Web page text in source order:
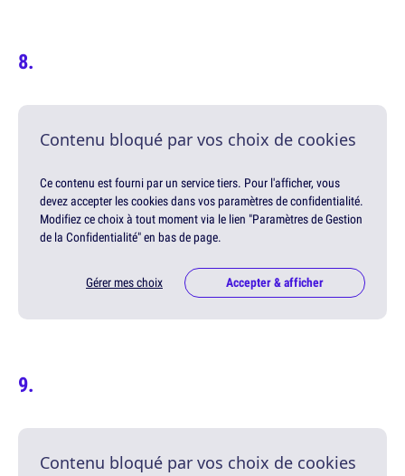
Contenu bloqué par vos choix de cookies
Ce contenu est fourni par un service tiers. Pour l'afficher, vous
devez accepter les cookies dans vos paramètres de confidentialité.
Modifiez ce choix à tout moment via le lien "Paramètres de Gestion
de la Confidentialité" en bas de page.
Gérer mes choix Accepter & afficher
Contenu bloqué par vos choix de cookies